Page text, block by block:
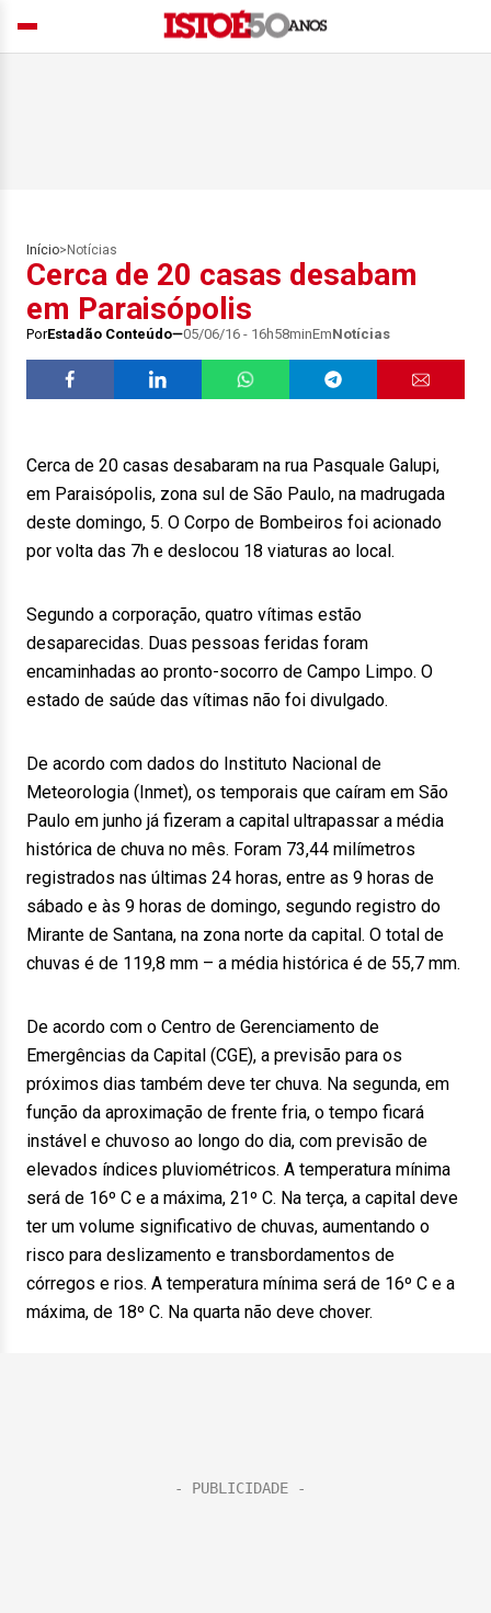
Início> Notícias
Cerca de 20 casas desabam
em Paraisópolis
PorEstadão Conteúdo 05/06/16 - 16h58minEmNotícias
Cerca de 20 casas desabaram na rua Pasquale Galupi,
em Paraisópolis, zona sul de São Paulo, na madrugada
deste domingo, 5. O Corpo de Bombeiros foi acionado
por volta das 7h e deslocou 18 viaturas ao local.
Segundo a corporação, quatro vítimas estão
desaparecidas. Duas pessoas feridas foram
encaminhadas ao pronto-socorro de Campo Limpo. O
estado de saúde das vítimas não foi divulgado.
De acordo com dados do Instituto Nacional de
Meteorologia (Inmet), os temporais que caíram em São
Paulo em junho já fizeram a capital ultrapassar a média
histórica de chuva no mês. Foram 73,44 milímetros
registrados nas últimas 24 horas, entre as 9 horas de
sábado e às 9 horas de domingo, segundo registro do
Mirante de Santana, na zona norte da capital. O total de
chuvas é de 119,8 mm – a média histórica é de 55,7 mm.
De acordo com o Centro de Gerenciamento de
Emergências da Capital (CGE), a previsão para os
próximos dias também deve ter chuva. Na segunda, em
função da aproximação de frente fria, o tempo ficará
instável e chuvoso ao longo do dia, com previsão de
elevados índices pluviométricos. A temperatura mínima
será de 16º C e a máxima, 21º C. Na terça, a capital deve
ter um volume significativo de chuvas, aumentando o
risco para deslizamento e transbordamentos de
córregos e rios. A temperatura mínima será de 16º C e a
máxima, de 18º C. Na quarta não deve chover.